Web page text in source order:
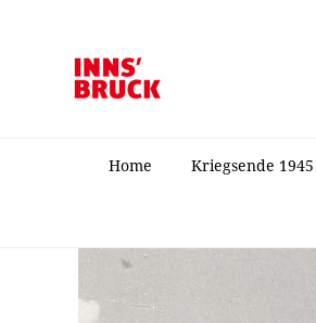
Home Kriegsende 1945